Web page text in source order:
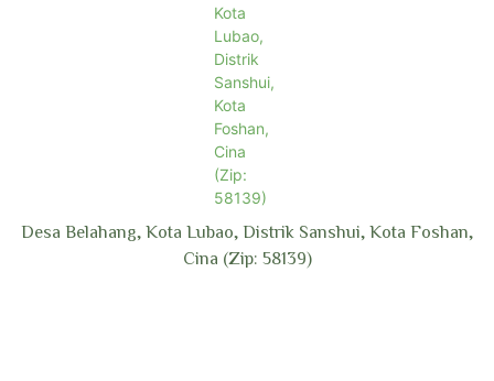
Desa Belahang, Kota Lubao, Distrik Sanshui, Kota Foshan,
Cina (Zip: 58139)